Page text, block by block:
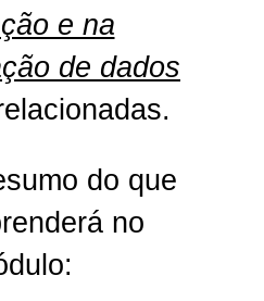
e na
de dados
do que
no